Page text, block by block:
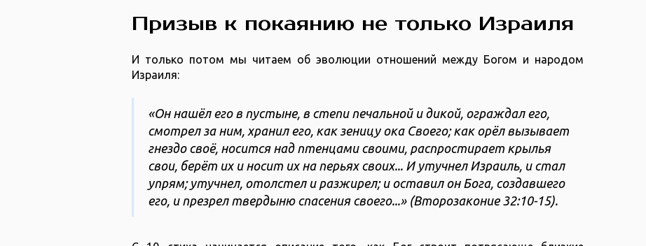
Призыв к покаянию не только Израиля
И только потом мы читаем об эволюции отношений между Богом и народом
Израиля:
«Он нашёл его в пустыне, в степи печальной и дикой, ограждал его,
смотрел за ним, хранил его, как зеницу ока Своего; как орёл вызывает
гнездо своё, носится над птенцами своими, распростирает крылья
свои, берёт их и носит их на перьях своих... И утучнел Израиль, и стал
упрям; утучнел, отолстел и разжирел; и оставил он Бога, создавшего
его, и презрел твердыню спасения своего...» (Второзаконие 32:10-15).